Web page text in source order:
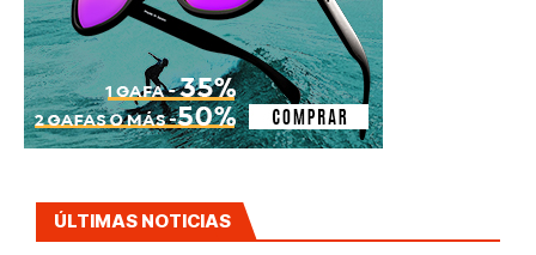
ÚLTIMAS NOTICIAS